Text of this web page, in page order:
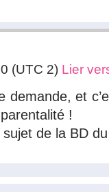
(UTC 2) Lier
demande, et
!
sujet de la BD